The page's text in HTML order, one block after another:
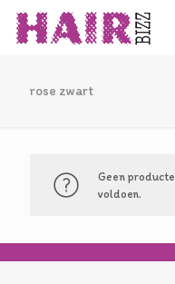
rose zwart
Geen
voldoen.